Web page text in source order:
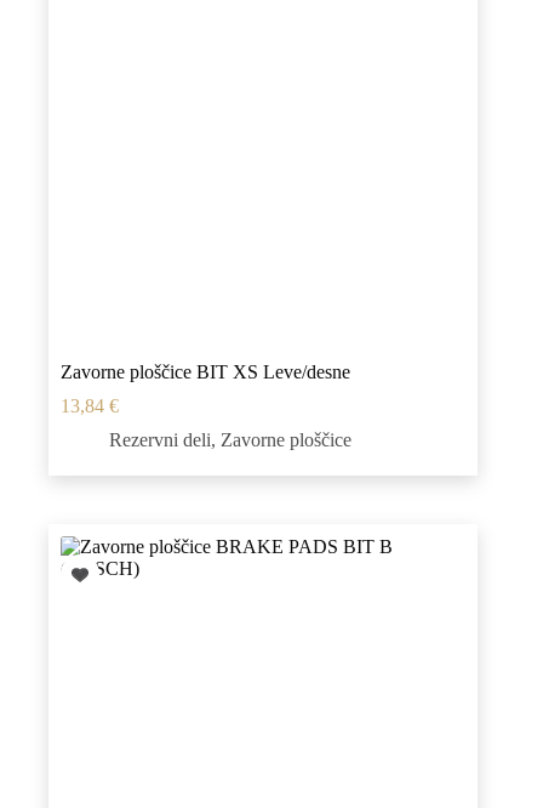
Zavorne ploščice BIT XS Leve/desne
13,84 €
Rezervni deli, Zavorne ploščice